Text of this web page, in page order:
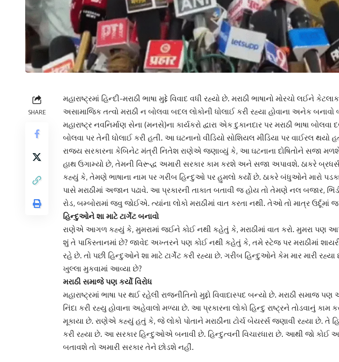
SHARE
મહારાષ્ટ્રમાં હિન્દી-મરાઠી ભાષા મુદ્દે વિવાદ વધી રહ્યો છે. મરાઠી ભાષાનો મોરચો લઈને
અસામાજિક તત્વો મરાઠી ન બોલવા બદલ લોકોની ધોલાઈ કરી રહ્યા હોવાના અનેક
મહારાષ્ટ્ર નવનિર્માણ સેના (મનસે)ના કાર્યકરો દ્વારા એક દુકાનદાર પર મરાઠી ભાષા
બોલવા પર તેની ધોલાઈ કરી હતી. આ ઘટનાનો વીડિયો સોશિયલ મીડિયા પર વાઈરલ થયો
રાજ્ય સરકારના કેબિનેટ મંત્રી નિતેશ રાણેએ જણાવ્યું કે, આ ઘટનાના દોષિતોને સજા
હાથ ઉગામ્યો છે, તેમની વિરૂદ્ધ અમારી સરકાર કામ કરશે અને સજા અપાવશે. ઠાકરે
કહ્યું કે, તેમણે ભાષાના નામ પર ગરીબ હિન્દુઓ પર હુમલો કર્યો છે. ઠાકરે બંધુઓને મારો
પાસે મરાઠીમાં અજાન પઢાવે. આ પ્રકારની તાકાત બતાવી જ હોય તો તેમણે નલ બજાર,
રોડ, બમ્બોરામાં જવુ જોઈએ. ત્યાંના લોકો મરાઠીમાં વાત કરતા નથી. તેઓ તો માત્ર ઉર્દૂમાં
હિન્દુઓને શા માટે ટાર્ગેટ બનાવો
રાણેએ આગળ કહ્યું કે, મુમરામાં જઈને કોઈ નથી કહેતું કે, મરાઠીમાં વાત કરો. મુમરા પણ
શું તે પાકિસ્તાનમાં છે? જાવેદ અખ્તરને પણ કોઈ નથી કહેતું કે, તમે સ્ટેજ પર મરાઠીમાં
રહે છે. તો પછી હિન્દુઓને શા માટે ટાર્ગેટ કરી રહ્યા છે. ગરીબ હિન્દુઓને કેમ માર મારી
ખુલ્લા મુકવામાં આવ્યા છે?
મરાઠી સમાજે પણ કર્યો વિરોધ
મહારાષ્ટ્રમાં ભાષા પર થઈ રહેલી રાજનીતિનો મુદ્દો વિવાદાસ્પદ બન્યો છે. મરાઠી સમાજ
નિંદા કરી રહ્યુ હોવાના અહેવાલો મળ્યા છે. આ પ્રકારના લોકો હિન્દુ રાષ્ટ્રને તોડવાનું કામ
મૂકાયા છે. રાણેએ કહ્યું હતું કે, જે લોકો પોતાને મરાઠીના ટોર્ચ બેયરર્સ જણાવી રહ્યા છે. તે
કરી રહ્યા છે. આ સરકાર હિન્દુઓએ બનાવી છે. હિન્દુત્વની વિચારધારા છે. આથી જો કોઈ
બતાવશે તો અમારી સરકાર તેને છોડશે નહીં.